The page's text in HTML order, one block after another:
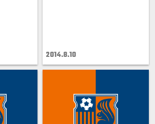
2014.8.10